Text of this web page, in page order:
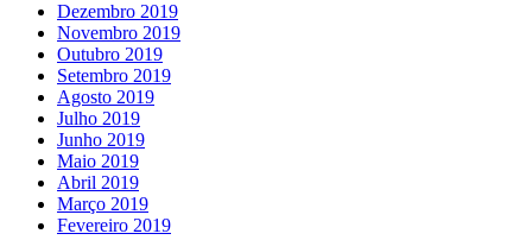
Dezembro 2019
Novembro 2019
Outubro 2019
Setembro 2019
Agosto 2019
Julho 2019
Junho 2019
Maio 2019
Abril 2019
Março 2019
Fevereiro 2019